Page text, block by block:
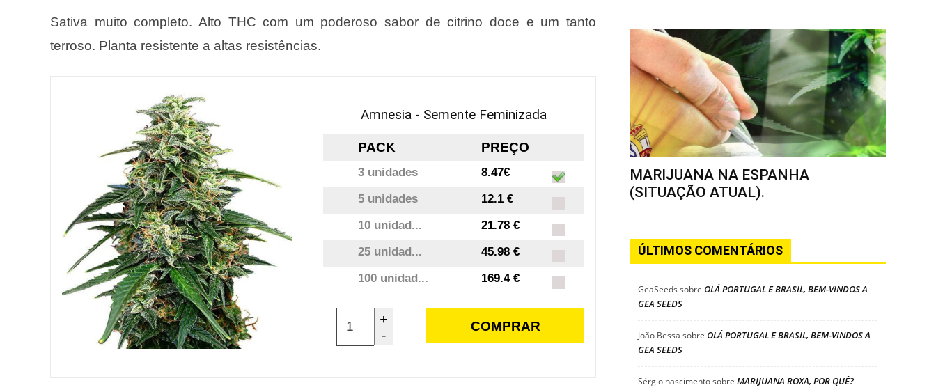
Sativa muito completo. Alto THC com um poderoso sabor de citrino doce e um tanto
terroso. Planta resistente a altas resistências.
Amnesia - Semente Feminizada
PACK PREÇO
3 unidades
8.47€
5 unidades
12.1 €
10 unidad...
21.78 €
25 unidad...
45.98 €
100 unidad...
169.4 €
+
-
COMPRAR
MARIJUANA NA ESPANHA
(SITUAÇÃO ATUAL).
ÚLTIMOS COMENTÁRIOS
GeaSeeds sobre OLÁ PORTUGAL E BRASIL, BEM-VINDOS A
GEA SEEDS
João Bessa sobre OLÁ PORTUGAL E BRASIL, BEM-VINDOS A
GEA SEEDS
Sérgio nascimentosobre MARIJUANA ROXA, POR QUÊ?